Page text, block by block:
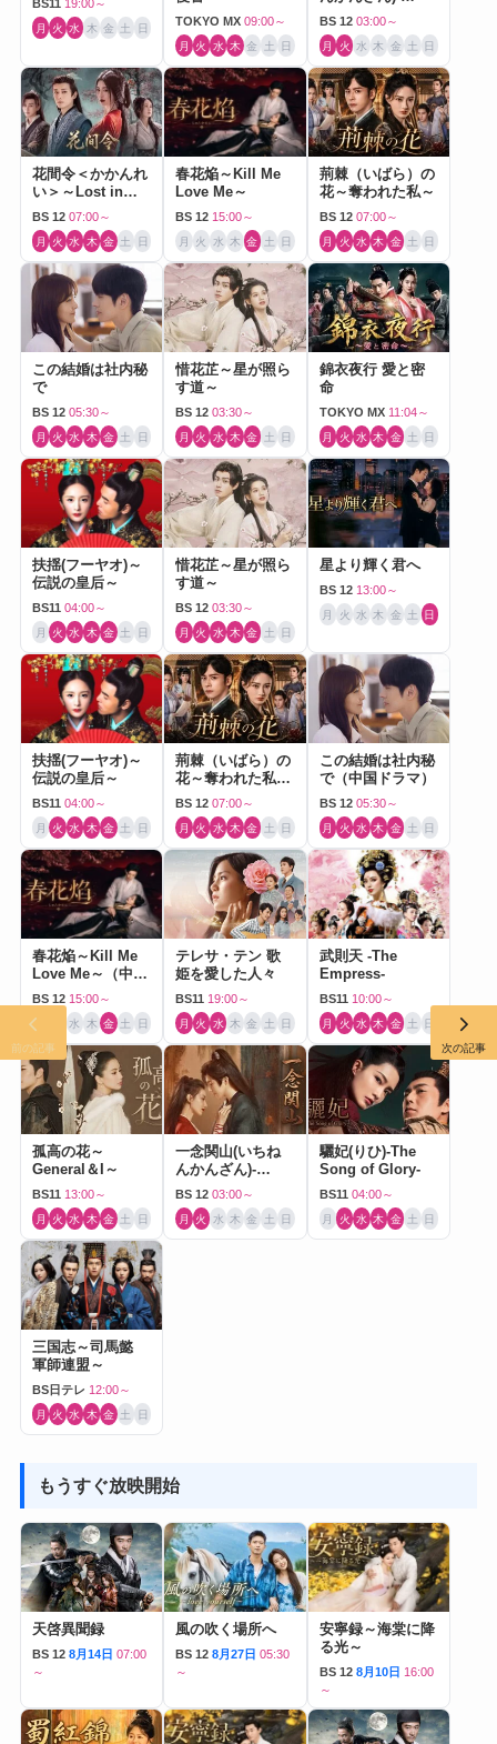
BS11 19:00～
月 火 水 木 金 土 日 TOKYO MX 09:00～
月 火 水 木 金 土 日
Journey to Love-
BS 12 03:00～
月 火 水 木 金 土 日
花間令＜かかんれ
い＞～Lost in
Love～
BS 12 07:00～
月 火 水 木 金 土 日
春花焔～Kill Me
Love Me～
BS 12 15:00～
月 火 水 木 金 土 日
荊棘（いばら）の
花～奪われた私～
BS 12 07:00～
月 火 水 木 金 土 日
この結婚は社内秘
で
BS 12 05:30～
月 火 水 木 金 土 日
惜花芷～星が照ら
す道～
BS 12 03:30～
月 火 水 木 金 土 日
錦衣夜行 愛と密
命
TOKYO MX 11:04～
月 火 水 木 金 土 日
扶揺(フーヤオ)～
伝説の皇后～
BS11 04:00～
月 火 水 木 金 土 日
惜花芷～星が照ら
す道～
BS 12 03:30～
月 火 水 木 金 土 日
星より輝く君へ
BS 12 13:00～
月 火 水 木 金 土 日
扶揺(フーヤオ)～
伝説の皇后～
BS11 04:00～
月 火 水 木 金 土 日
荊棘（いばら）の
花～奪われた私～
（中国ドラマ）
BS 12 07:00～
月 火 水 木 金 土 日
この結婚は社内秘
で（中国ドラマ）
BS 12 05:30～
月 火 水 木 金 土 日
春花焔～Kill Me
Love Me～（中国
ドラマ）
BS 12 15:00～
月 水 木 金 土 日
テレサ・テン 歌
姫を愛した人々
BS11 19:00～
月 火 水 木 金 土 日
武則天 -The
Empress-
BS11 10:00～
月 火 水 木 金 土 日
孤高の花～
General＆I～
BS11 13:00～
月 火 水 木 金 土 日
一念関山(いちね
んかんざん)-
Journey to Love-
BS 12 03:00～
月 火 水 木 金 土 日
驪妃(りひ)-The
Song of Glory-
BS11 04:00～
月 火 水 木 金 土 日
三国志～司馬懿
軍師連盟～
BS日テレ 12:00～
月 火 水 木 金 土 日
もうすぐ放映開始
天啓異聞録
BS 12 8月14日 07:00
～
風の吹く場所へ
BS 12 8月27日 05:30
～
安寧録～海棠に降
る光～
BS 12 8月10日 16:00
～
前の記事 次の記事